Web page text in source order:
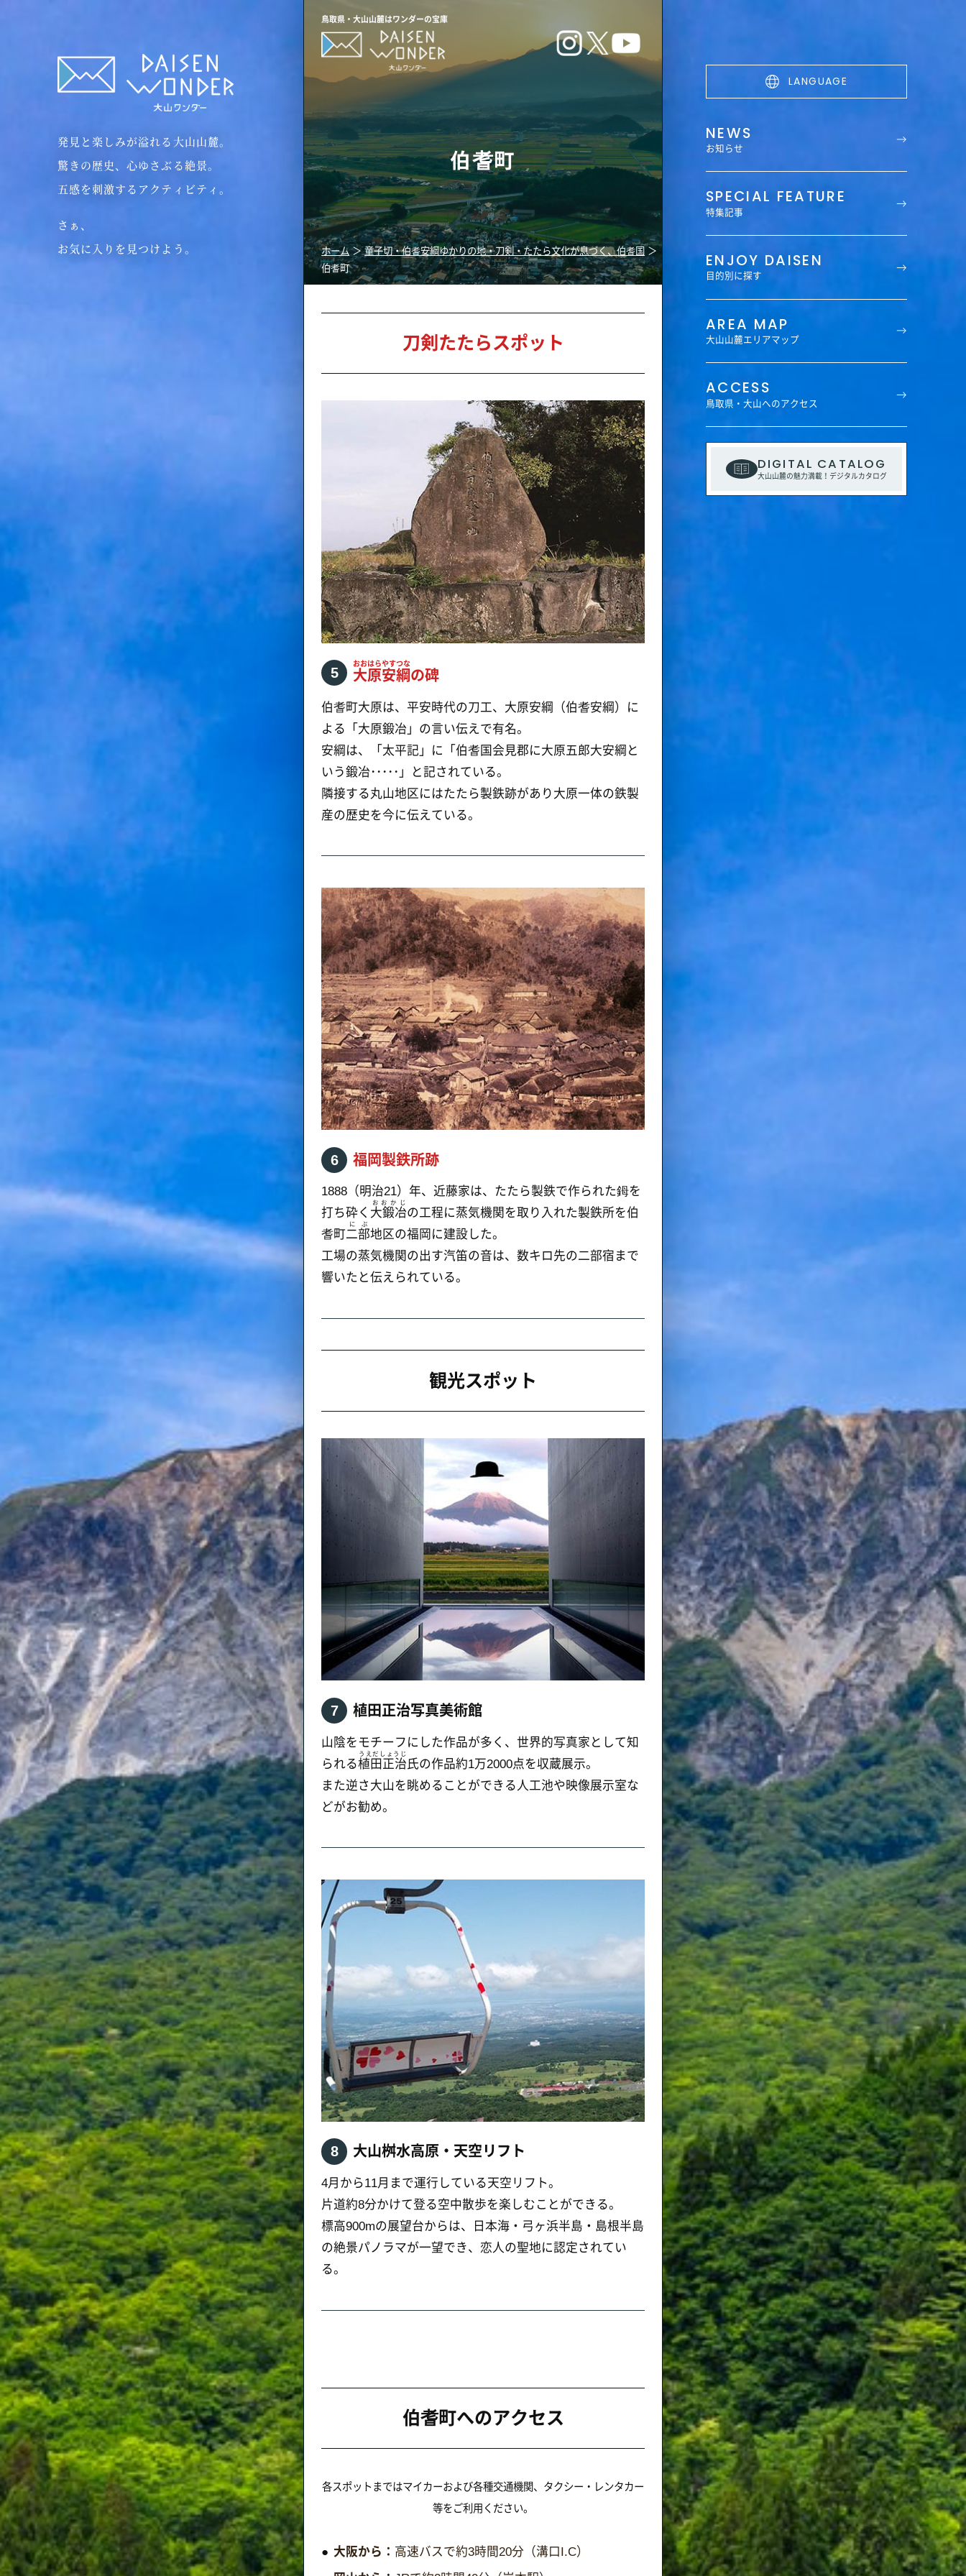
発見と楽しみが溢れる大山山麓。
驚きの歴史、心ゆさぶる絶景。
五感を刺激するアクティビティ。
さぁ、
お気に入りを見つけよう。
LANGUAGE
NEWS
お知らせ
SPECIAL FEATURE
特集記事
ENJOY DAISEN
目的別に探す
AREA MAP
大山山麓エリアマップ
ACCESS
鳥取県・大山へのアクセス
DIGITAL CATALOG
大山山麓の魅力満載！デジタルカタログ
鳥取県・大山山麓はワンダーの宝庫
伯耆町
童子切・伯耆安綱ゆかりの地・刀剣・たたら文化が息づく、伯耆国
刀剣たたらスポット
大原安綱
おおはらやすつな
の碑
伯耆町大原は、平安時代の刀工、大原安綱（伯耆安綱）に
よる「大原鍛冶」の言い伝えで有名。
安綱は、「太平記」に「伯耆国会見郡に大原五郎大安綱と
いう鍛冶･････」と記されている。
隣接する丸山地区にはたたら製鉄跡があり大原一体の鉄製
産の歴史を今に伝えている。
福岡製鉄所跡
1888（明治21）年、近藤家は、たたら製鉄で作られた鉧を
大鍛冶
おおかじ
の工程に蒸気機関を取り入れた製鉄所を伯
地区の福岡に建設した。
工場の蒸気機関の出す汽笛の音は、数キロ先の二部宿まで
響いたと伝えられている。
観光スポット
植田正治写真美術館
山陰をモチーフにした作品が多く、世界的写真家として知
られる植田正治
うえだしょうじ
氏の作品約1万2000点を収蔵展示。
また逆さ大山を眺めることができる人工池や映像展示室な
どがお勧め。
8 大山桝水高原・天空リフト
4月から11月まで運行している天空リフト。
片道約8分かけて登る空中散歩を楽しむことができる。
標高900mの展望台からは、日本海・弓ヶ浜半島・島根半島
の絶景パノラマが一望でき、恋人の聖地に認定されてい
る。
伯耆町へのアクセス
各スポットまではマイカーおよび各種交通機関、タクシー・レンタカー
等をご利用ください。
大阪から：
岡山から：
JRで約2時間40分（岸本駅）
米子から：
倉吉から：
大山ワンダーでは観光に関するご質問・観光パンフ
レットの送付を受け付けておりません。
以下から各観光協会、行政機関へお問い合わせくだ
さい。
※大山登山に関するお問い合わせは大山町観光案内
所へ直接お問い合わせください。
各観光エリアお問い合わせ先